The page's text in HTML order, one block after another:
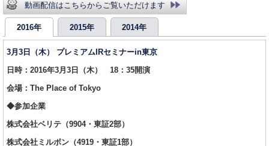
動画配信はこちらからご覧いただけます
2016年 2015年 2014年
3月3日（木） プレミアムIRセミナーin東京
日時：2016年3月3日（木） 18：35開演
会場：The Place of Tokyo
◆参加企業
株式会社ベリテ（9904・東証2部）
株式会社ミルボン（4919・東証1部）